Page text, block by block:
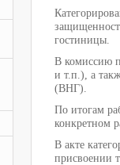
гостиницы.
В комиссию
и т.п.), а
(ВНГ).
По итогам
конкретном
В акте
присвоении